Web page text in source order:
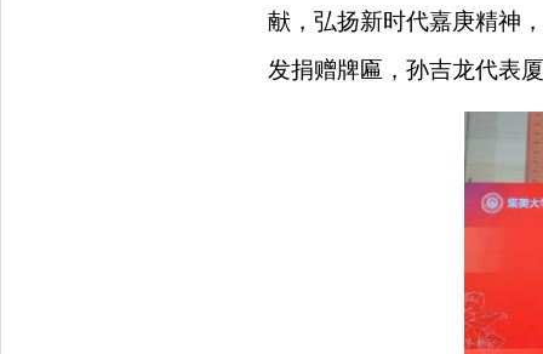
献，弘扬新时代嘉庚精神
发捐赠牌匾，孙吉龙代表